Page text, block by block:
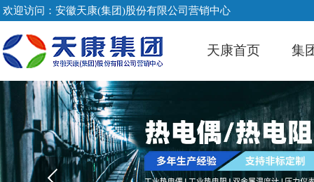
欢迎访问：安徽天康(集团)股份有限公司营销中心
天康首页 集